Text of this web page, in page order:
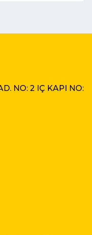
NO: 2 IÇ KAPI NO: